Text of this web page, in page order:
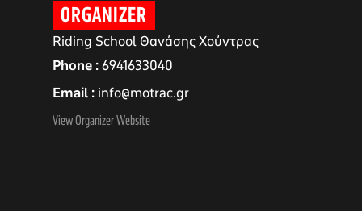
ORGANIZER
Riding School Θανάσης Χούντρας
Phone 6941633040
Email info@motrac.gr
View Organizer Website